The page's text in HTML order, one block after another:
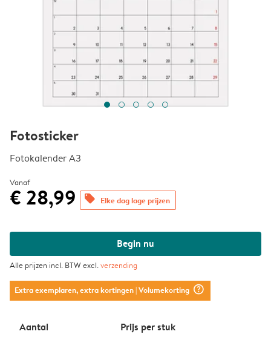
Fotosticker
Fotokalender A3
Vanaf
€ 28,99 offers Elke dag lage prijzen
Begin nu
Alle prijzen incl. BTW excl.verzending
Extra exemplaren, extra kortingen| Volumekorting question_mark_circle
Aantal Prijs per stuk